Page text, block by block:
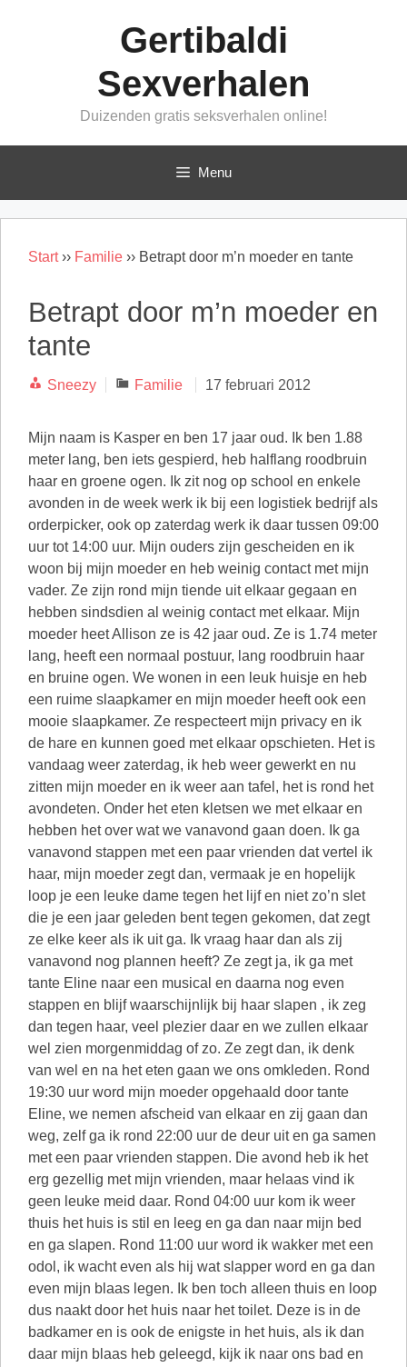
Gertibaldi
Sexverhalen
Duizenden gratis seksverhalen online!
Menu
Start›› Familie ›› Betrapt door m’n moeder en tante
Betrapt door m’n moeder en
tante
Sneezy Categorieën
Familie 17 februari 2012
Mijn naam is Kasper en ben 17 jaar oud. Ik ben 1.88
meter lang, ben iets gespierd, heb halflang roodbruin
haar en groene ogen. Ik zit nog op school en enkele
avonden in de week werk ik bij een logistiek bedrijf als
orderpicker, ook op zaterdag werk ik daar tussen 09:00
uur tot 14:00 uur. Mijn ouders zijn gescheiden en ik
woon bij mijn moeder en heb weinig contact met mijn
vader. Ze zijn rond mijn tiende uit elkaar gegaan en
hebben sindsdien al weinig contact met elkaar. Mijn
moeder heet Allison ze is 42 jaar oud. Ze is 1.74 meter
lang, heeft een normaal postuur, lang roodbruin haar
en bruine ogen. We wonen in een leuk huisje en heb
een ruime slaapkamer en mijn moeder heeft ook een
mooie slaapkamer. Ze respecteert mijn privacy en ik
de hare en kunnen goed met elkaar opschieten. Het is
vandaag weer zaterdag, ik heb weer gewerkt en nu
zitten mijn moeder en ik weer aan tafel, het is rond het
avondeten. Onder het eten kletsen we met elkaar en
hebben het over wat we vanavond gaan doen. Ik ga
vanavond stappen met een paar vrienden dat vertel ik
haar, mijn moeder zegt dan, vermaak je en hopelijk
loop je een leuke dame tegen het lijf en niet zo’n slet
die je een jaar geleden bent tegen gekomen, dat zegt
ze elke keer als ik uit ga. Ik vraag haar dan als zij
vanavond nog plannen heeft? Ze zegt ja, ik ga met
tante Eline naar een musical en daarna nog even
stappen en blijf waarschijnlijk bij haar slapen , ik zeg
dan tegen haar, veel plezier daar en we zullen elkaar
wel zien morgenmiddag of zo. Ze zegt dan, ik denk
van wel en na het eten gaan we ons omkleden. Rond
19:30 uur word mijn moeder opgehaald door tante
Eline, we nemen afscheid van elkaar en zij gaan dan
weg, zelf ga ik rond 22:00 uur de deur uit en ga samen
met een paar vrienden stappen. Die avond heb ik het
erg gezellig met mijn vrienden, maar helaas vind ik
geen leuke meid daar. Rond 04:00 uur kom ik weer
thuis het huis is stil en leeg en ga dan naar mijn bed
en ga slapen. Rond 11:00 uur word ik wakker met een
odol, ik wacht even als hij wat slapper word en ga dan
even mijn blaas legen. Ik ben toch alleen thuis en loop
dus naakt door het huis naar het toilet. Deze is in de
badkamer en is ook de enigste in het huis, als ik dan
daar mijn blaas heb geleegd, kijk ik naar ons bad en